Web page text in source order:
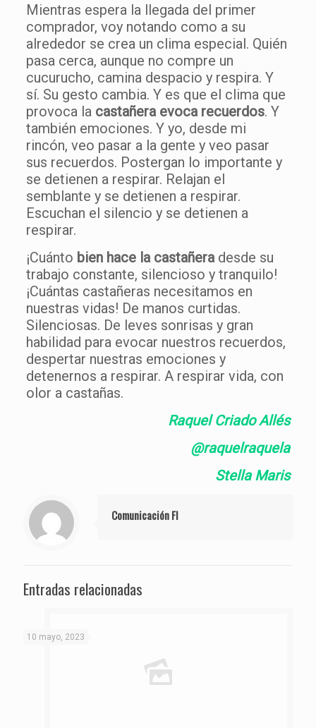
Mientras espera la llegada del primer
comprador, voy notando como a su
alrededor se crea un clima especial. Quién
pasa cerca, aunque no compre un
cucurucho, camina despacio y respira. Y
sí. Su gesto cambia. Y es que el clima que
provoca la castañera evoca recuerdos. Y
también emociones. Y yo, desde mi
rincón, veo pasar a la gente y veo pasar
sus recuerdos. Postergan lo importante y
se detienen a respirar. Relajan el
semblante y se detienen a respirar.
Escuchan el silencio y se detienen a
respirar.
¡Cuánto bien hace la castañeradesde su
trabajo constante, silencioso y tranquilo!
¡Cuántas castañeras necesitamos en
nuestras vidas! De manos curtidas.
Silenciosas. De leves sonrisas y gran
habilidad para evocar nuestros recuerdos,
despertar nuestras emociones y
detenernos a respirar. A respirar vida, con
olor a castañas.
Raquel Criado Allés
@raquelraquela
Stella Maris
Comunicación FI
Entradas relacionadas
10 mayo, 2023